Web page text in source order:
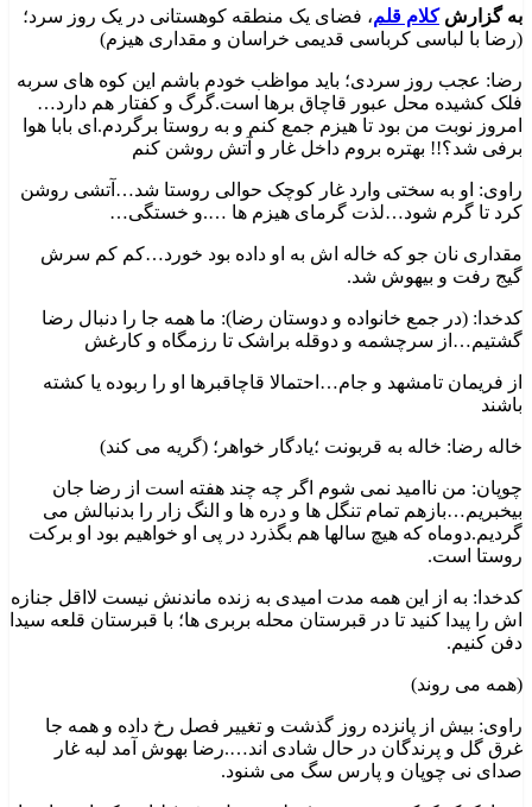
به گزارشکلام قلم، فضای یک منطقه کوهستانی در یک روز سرد؛
(رضا با لباسی کرباسی قدیمی خراسان و مقداری هیزم)
رضا: عجب روز سردی؛ باید مواظب خودم باشم این کوه های سربه
فلک کشیده محل عبور قاچاق برها است.گرگ و کفتار هم دارد…
امروز نوبت من بود تا هیزم جمع کنم و به روستا برگردم.ای بابا هوا
برفی شد؟!! بهتره بروم داخل غار و آتش روشن کنم
راوی: او به سختی وارد غار کوچک حوالی روستا شد…آتشی روشن
کرد تا گرم شود…لذت گرمای هیزم ها ….و خستگی…
مقداری نان جو که خاله اش به او داده بود خورد…کم کم سرش
گیج رفت و بیهوش شد.
کدخدا: (در جمع خانواده و دوستان رضا): ما همه جا را دنبال رضا
گشتیم…از سرچشمه و دوقله براشک تا رزمگاه و کارغش
از فریمان تامشهد و جام…احتمالا قاچاقبرها او را ربوده یا کشته
باشند
خاله رضا: خاله به قربونت ؛یادگار خواهر؛ (گریه می کند)
چوپان: من ناامید نمی شوم اگر چه چند هفته است از رضا جان
بیخبریم…بازهم تمام تنگل ها و دره ها و النگ زار را بدنبالش می
گردیم.دوماه که هیچ سالها هم بگذرد در پی او خواهیم بود او برکت
روستا است.
کدخدا: به از این همه مدت امیدی به زنده ماندنش نیست لااقل جنازه
اش را پیدا کنید تا در قبرستان محله بربری ها؛ با قبرستان قلعه سیدا
دفن کنیم.
(همه می روند)
راوی: بیش از پانزده روز گذشت و تغییر فصل رخ داده و همه جا
غرق گل و پرندگان در حال شادی اند….رضا بهوش آمد لبه غار
صدای نی چوپان و پارس سگ می شنود.